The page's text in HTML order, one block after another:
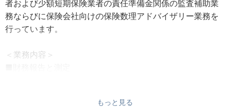
者および少額短期保険業者の責任準備金関係の監査補助業
務ならびに保険会社向けの保険数理アドバイザリー業務を
行っています。
＜業務内容＞
効率的な作成および詳細な分析を支援
もっと見る